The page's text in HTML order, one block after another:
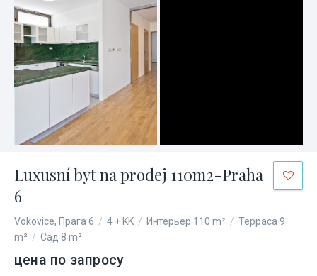
Luxusní byt na prodej 110m2-Praha
6
Vokovice, Прага 6 / 4 + KK / Интерьер 110 m² / Терраса 9
m² / Сад 8 m²
цена по запросу